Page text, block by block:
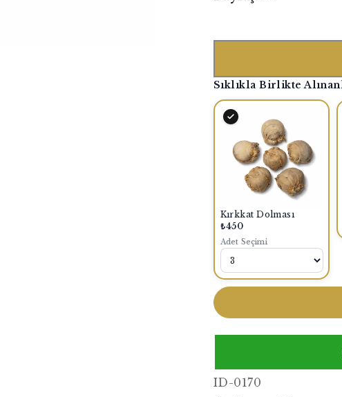
Sıklıkla Birlikte
Kırkkat Dolması
₺450
Adet Seçimi
ID-0170